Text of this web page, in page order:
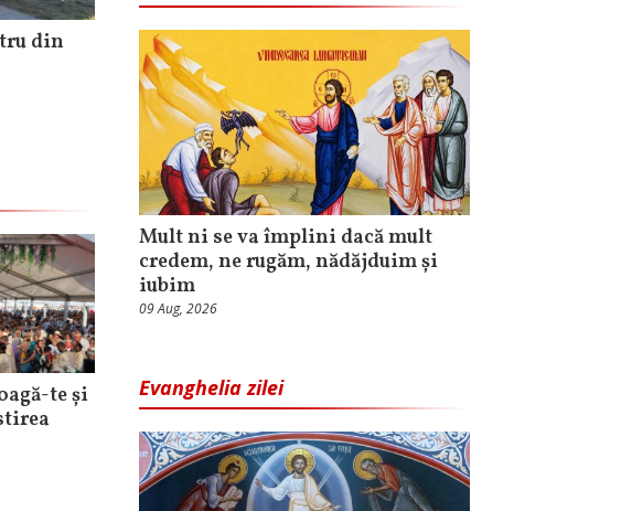
din
te și
Mult ni se va împlini dacă mult
credem, ne rugăm, nădăjduim și
iubim
09 Aug, 2026
Evanghelia zilei